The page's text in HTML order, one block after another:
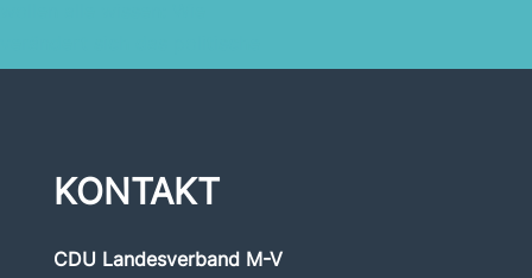
KONTAKT
CDU Landesverband M-V